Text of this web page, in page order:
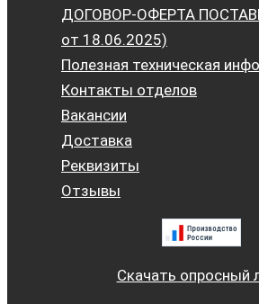
ДОГОВОР-ОФЕРТА
от 18.06.2025)
Полезная техническая
Контакты отделов
Вакансии
Доставка
Реквизиты
Отзывы
Скачать опросный